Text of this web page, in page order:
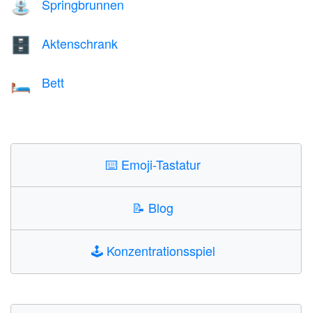
⛲ Springbrunnen
🗄️ Aktenschrank
🛏️ Bett
⌨️ Emoji-Tastatur
📝 Blog
🕹️ Konzentrationsspiel